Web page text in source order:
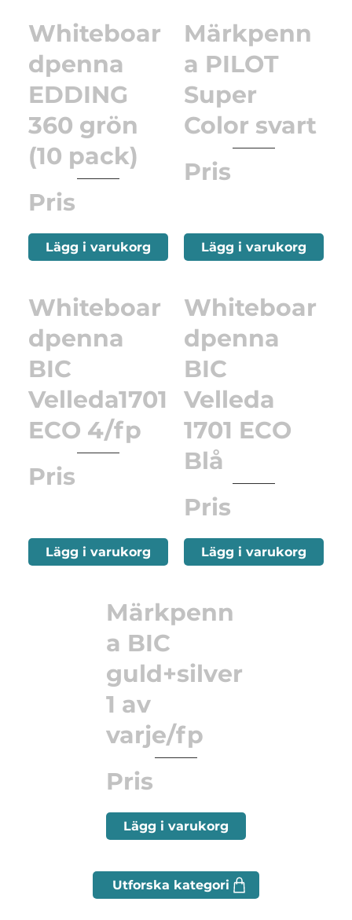
Whiteboar
dpenna
EDDING
360 grön
(10 pack)
Pris
Lägg i varukorg
Märkpenn
a PILOT
Super
Color svart
Pris
Lägg i varukorg
Whiteboar
dpenna
BIC
Velleda1701
ECO 4/fp
Pris
Lägg i varukorg
Whiteboar
dpenna
BIC
Velleda
1701 ECO
Blå
Pris
Lägg i varukorg
Märkpenn
a BIC
guld+silver
1 av
varje/fp
Pris
Lägg i varukorg